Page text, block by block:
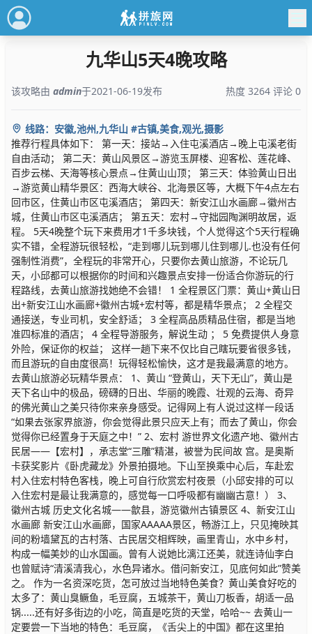
九华山5天4晚攻略
该攻略由 admin于2021-06-19发布 热度 3264 评论 0
线路：安徽,池州,九华山 #古镇,美食,观光,摄影
推荐行程具体如下： 第一天：接站→入住屯溪酒店→晚上屯溪老街
自由活动； 第二天：黄山风景区→游览玉屏楼、迎客松、莲花峰、
百步云梯、天海等核心景点→住黄山山顶； 第三天：体验黄山日出
→游览黄山精华景区：西海大峡谷、北海景区等，大概下午4点左右
回市区，住黄山市区屯溪酒店； 第四天：新安江山水画廊→徽州古
城，住黄山市区屯溪酒店； 第五天：宏村→守拙园陶渊明故居，返
程。 5天4晚整个玩下来费用才1千多块钱，个人觉得这个5天行程确
实不错，全程游玩很轻松，“走到哪儿玩到哪儿住到哪儿.也没有任何
强制性消费”，全程玩的非常开心，只要你去黄山旅游，不论玩几
天，小邱都可以根据你的时间和兴趣景点安排一份适合你游玩的行
程路线，去黄山旅游找她绝不会错！ 1 全程景区门票：黄山+黄山日
出+新安江山水画廊+徽州古城+宏村等，都是精华景点； 2 全程交
通接送，专业司机，安全舒适； 3 全程高品质精品住宿，都是当地
准四标准的酒店； 4 全程导游服务，解说生动 ； 5 免费提供人身意
外险，保证你的权益； 这样一趟下来不仅比自己瞎玩要省很多钱，
而且游玩的自由度很高！玩得轻松愉快，这才是我最满意的地方。
去黄山旅游必玩精华景点： 1、黄山 “登黄山，天下无山”，黄山是
天下名山中的极品，磅礴的日出、华丽的晚霞、壮观的云海、奇异
的佛光黄山之美只待你来亲身感受。记得网上有人说过这样一段话
“如果去张家界旅游，你会觉得此景只应天上有；而去了黄山，你会
觉得你已经置身于天庭之中！” 2、宏村 游世界文化遗产地、徽州古
民居——【宏村】，承志堂“三雕”精湛，被誉为民间故 宫。是奥斯
卡获奖影片《卧虎藏龙》外景拍摄地。下山至换乘中心后，车赴宏
村入住宏村特色客栈，晚上可自行欣赏宏村夜景（小邱安排的可以
入住宏村是最让我满意的，感觉每一口呼吸都有幽幽古意！） 3、
徽州古城 历史文化名城——歙县，游览徽州古镇景区 4、新安江山
水画廊 新安江山水画廊，国家AAAAA景区，畅游江上，只见掩映其
间的粉墙黛瓦的古村落、古民居交相辉映，画里青山，水中乡村，
构成一幅美妙的山水国画。曾有人说她比漓江还美，就连诗仙李白
也曾赋诗“清溪清我心，水色异诸水。借问新安江，见底何如此”赞美
之。 作为一名资深吃货，怎可放过当地特色美食？黄山美食好吃的
太多了：黄山臭鳜鱼，毛豆腐，五城茶干，黄山刀板香，胡适一品
锅.....还有好多街边的小吃，简直是吃货的天堂，哈哈~~ 去黄山一
定要尝一下当地的特色：毛豆腐，《舌尖上的中国》都在这里拍